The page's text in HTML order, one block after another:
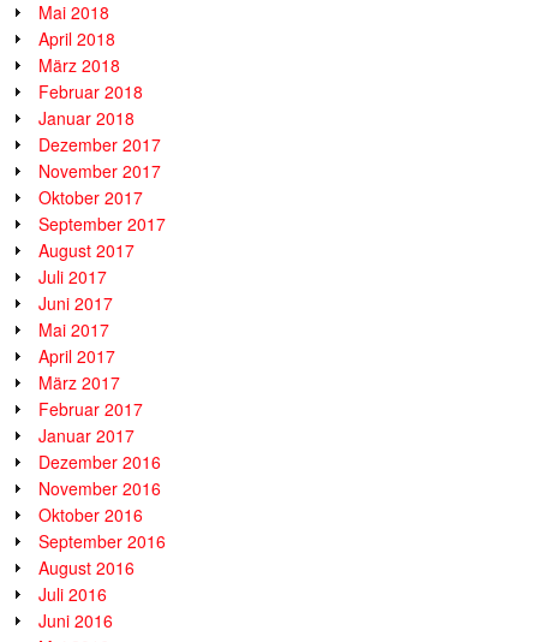
Mai 2018
April 2018
März 2018
Februar 2018
Januar 2018
Dezember 2017
November 2017
Oktober 2017
September 2017
August 2017
Juli 2017
Juni 2017
Mai 2017
April 2017
März 2017
Februar 2017
Januar 2017
Dezember 2016
November 2016
Oktober 2016
September 2016
August 2016
Juli 2016
Juni 2016